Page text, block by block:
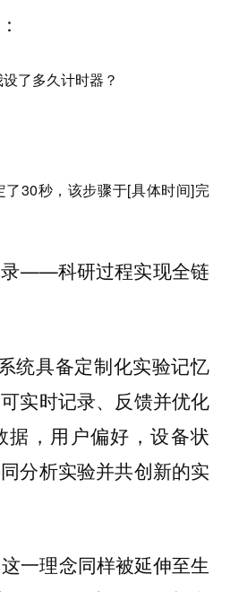
了多久计时器？
了30秒，该步骤于[具体时间]完
录——科研过程实现全链
统具备定制化实验记忆
实时记录、反馈并优化
据，用户偏好，设备状
分析实验并共创新的实
一理念同样被延伸至生